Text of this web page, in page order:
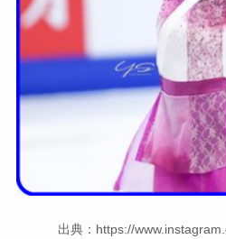
出典：https://